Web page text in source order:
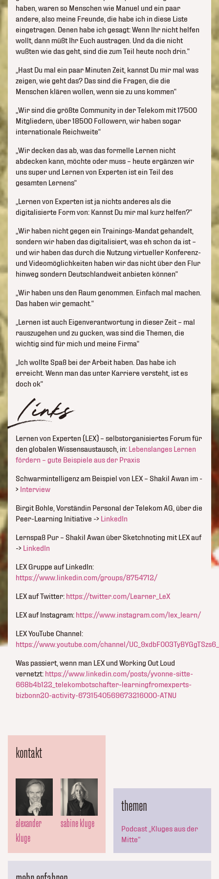
kontakt
alexander
kluge
sabine kluge
haben, waren so Menschen wie Manuel und ein paar
andere, also meine Freunde, die habe ich in diese Liste
eingetragen. Denen habe ich gesagt: Wenn Ihr nicht helfen
wollt, dann müßt Ihr Euch austragen. Und da die nicht
wußten wie das geht, sind die zum Teil heute noch drin.“
„Hast Du mal ein paar Minuten Zeit, kannst Du mir mal was
zeigen, wie geht das? Das sind die Fragen, die die
Menschen klären wollen, wenn sie zu uns kommen“
„Wir sind die größte Community in der Telekom mit 17500
Mitgliedern, über 18500 Followern, wir haben sogar
internationale Reichweite“
„Wir decken das ab, was das formelle Lernen nicht
abdecken kann, möchte oder muss – heute ergänzen wir
uns super und Lernen von Experten ist ein Teil des
gesamten Lernens“
„Lernen von Experten ist ja nichts anderes als die
digitalisierte Form von: Kannst Du mir mal kurz helfen?“
„Wir haben nicht gegen ein Trainings-Mandat gehandelt,
sondern wir haben das digitalisiert, was eh schon da ist –
und wir haben das durch die Nutzung virtueller Konferenz-
und Videomöglichkeiten haben wir das nicht über den Flur
hinweg sondern Deutschlandweit anbieten können“
„Wir haben uns den Raum genommen. Einfach mal machen.
Das haben wir gemacht.“
„Lernen ist auch Eigenverantwortung in dieser Zeit – mal
rauszugehen und zu gucken, was sind die Themen, die
wichtig sind für mich und meine Firma“
„Ich wollte Spaß bei der Arbeit haben. Das habe ich
erreicht. Wenn man das unter Karriere versteht, ist es
doch ok“
Links
Lernen von Experten (LEX) – selbstorganisiertes Forum für
den globalen Wissensaustausch, in: Lebenslanges Lernen
fördern – gute Beispiele aus der Praxis
Schwarmintelligenz am Beispiel von LEX – Shakil Awan im -
> Interview
Birgit Bohle, Vorständin Personal der Telekom AG, über die
Peer-Learning Initiative -> LinkedIn
Lernspaß Pur – Shakil Awan über Sketchnoting mit LEX auf
-> LinkedIn
LEX Gruppe auf LinkedIn:
https://www.linkedin.com/groups/8754712/
LEX auf Twitter: https://twitter.com/Learner_LeX
LEX auf Instagram: https://www.instagram.com/lex_learn/
LEX YouTube Channel:
https://www.youtube.com/channel/
Was passiert, wenn man LEX und Working Out Loud
vernetzt: https://www.linkedin.com/posts/yvonne-sitte-
668b4b122_telekombotschafter-learningfromexperts-
bizbonn20-activity-6731540569673216000-ATNU
themen
Podcast „Kluges aus der
Mitte”